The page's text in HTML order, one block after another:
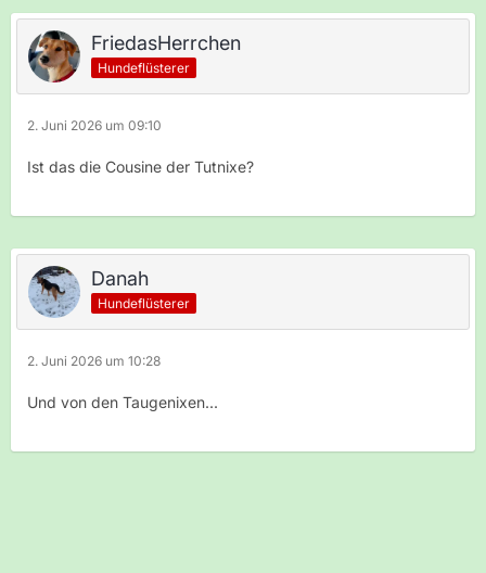
FriedasHerrchen
Hundeflüsterer
2. Juni 2026 um 09:10
Ist das die Cousine der Tutnixe?
Danah
Hundeflüsterer
2. Juni 2026 um 10:28
Und von den Taugenixen...